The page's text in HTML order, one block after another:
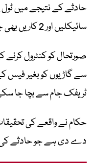
سائیکلیں اور 2 کاریں بھی جل کر مکمل طور پر تباہ ہوگئیں۔
صورتحال کو کنٹرول کرنے
سے گاڑیوں کو بغیر فیس
ٹریفک جام سے بچا جا
حکام نے واقعے کی
دے دی ہے جو حادثے کی